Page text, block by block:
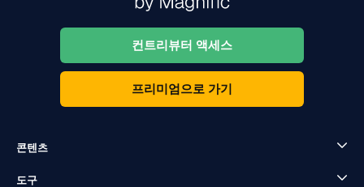
컨트리뷰터 액세스
프리미엄으로 가기
콘텐츠
도구